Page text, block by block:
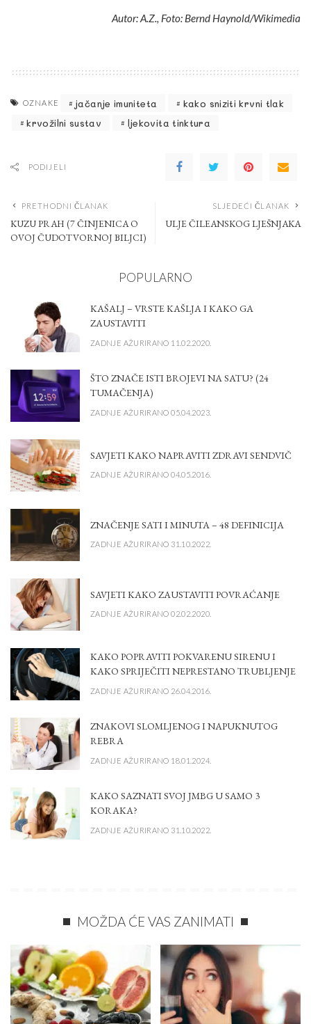
Autor: A.Z., Foto: Bernd Haynold/Wikimedia
OZNAKE jačanje imuniteta
kako sniziti krvni tlak
krvožilni sustav
ljekovita tinktura
PODIJELI
PRETHODNI ČLANAK
KUZU PRAH (7 ČINJENICA O
OVOJ ČUDOTVORNOJ BILJCI)
SLJEDEĆI ČLANAK
ULJE ČILEANSKOG LJEŠNJAKA
POPULARNO
KAŠALJ – VRSTE KAŠLJA I KAKO GA
ZAUSTAVITI
ZADNJE AŽURIRANO 11.02.2020.
ŠTO ZNAČE ISTI BROJEVI NA SATU? (24
TUMAČENJA)
ZADNJE AŽURIRANO 05.04.2023.
SAVJETI KAKO NAPRAVITI ZDRAVI SENDVIČ
ZADNJE AŽURIRANO 04.05.2016.
ZNAČENJE SATI I MINUTA – 48 DEFINICIJA
ZADNJE AŽURIRANO 31.10.2022.
SAVJETI KAKO ZAUSTAVITI POVRAĆANJE
ZADNJE AŽURIRANO 02.02.2020.
KAKO POPRAVITI POKVARENU SIRENU I
KAKO SPRIJEČITI NEPRESTANO TRUBLJENJE
ZADNJE AŽURIRANO 26.04.2016.
ZNAKOVI SLOMLJENOG I NAPUKNUTOG
REBRA
ZADNJE AŽURIRANO 18.01.2024.
KAKO SAZNATI SVOJ JMBG U SAMO 3
KORAKA?
ZADNJE AŽURIRANO 31.10.2022.
MOŽDA ĆE VAS ZANIMATI